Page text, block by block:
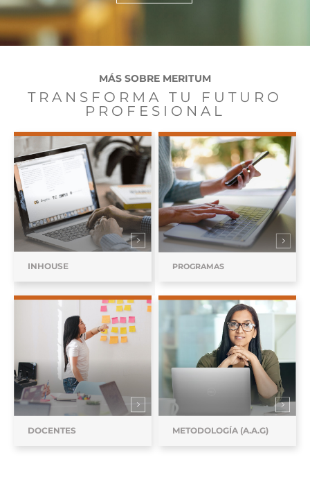
MÁS SOBRE MERITUM
TRANSFORMA TU FUTURO
PROFESIONAL
INHOUSE PROGRAMAS
DOCENTES METODOLOGÍA (A.A.G)